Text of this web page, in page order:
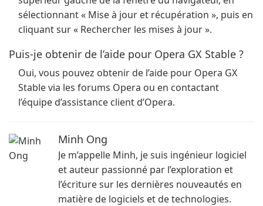
sélectionnant « Mise à jour et récupération », puis en
cliquant sur « Rechercher les mises à jour ».
Puis-je obtenir de l’aide pour Opera GX Stable ?
Oui, vous pouvez obtenir de l’aide pour Opera GX
Stable via les forums Opera ou en contactant
l’équipe d’assistance client d’Opera.
Minh Ong
Je m’appelle Minh, je suis ingénieur logiciel
et auteur passionné par l’exploration et
l’écriture sur les dernières nouveautés en
matière de logiciels et de technologies.